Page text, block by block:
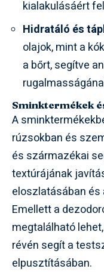
kialakulásáért
Hidratáló és
olajok, mint a
a bőrt, segítve
Sminktermékek
A
rúzsokban és
és származékai
textúrájának
eloszlatásában
Emellett a
megtalálható
révén segít a
elpusztításában.